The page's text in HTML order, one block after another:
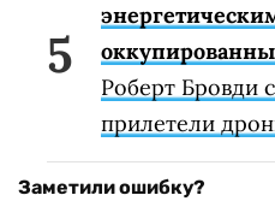
Роберт Бровди
прилетели
Заметили ошибку?